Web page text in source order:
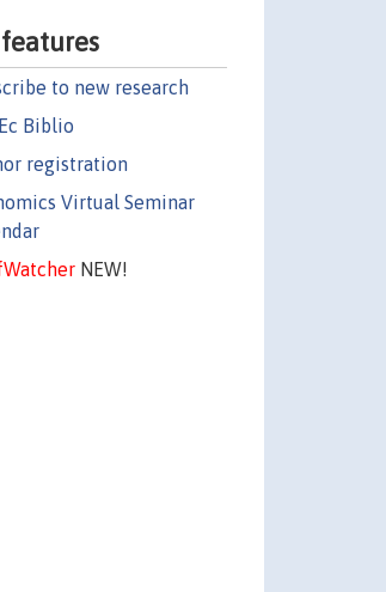
to new research
Biblio
registration
Virtual Seminar
NEW!